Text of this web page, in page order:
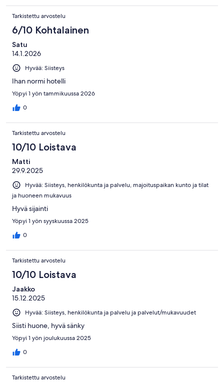
Tarkistettu arvostelu
6/10 Kohtalainen
Satu
14.1.2026
Hyvää: Siisteys
Ihan normi hotelli
Yöpyi 1 yön tammikuussa 2026
0
Tarkistettu arvostelu
10/10 Loistava
Matti
29.9.2025
Hyvää: Siisteys, henkilökunta ja palvelu, majoituspaikan kunto ja tilat
ja huoneen mukavuus
Hyvä sijainti
Yöpyi 1 yön syyskuussa 2025
0
Tarkistettu arvostelu
10/10 Loistava
Jaakko
15.12.2025
Hyvää: Siisteys, henkilökunta ja palvelu ja palvelut/mukavuudet
Siisti huone, hyvä sänky
Yöpyi 1 yön joulukuussa 2025
0
Tarkistettu arvostelu